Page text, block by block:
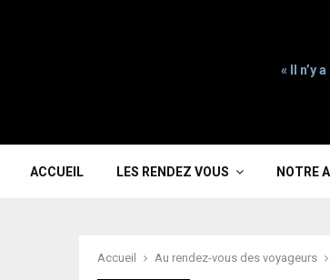
« Il n’y
ACCUEIL LES RENDEZ VOUS NOTRE
Accueil Au rendez-vous des voyageurs